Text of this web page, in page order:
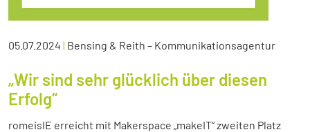
05.07.2024 | Bensing & Reith – Kommunikationsagentur
„Wir sind sehr glücklich über diesen
Erfolg“
romeisIE erreicht mit Makerspace „makeIT“ zweiten Platz